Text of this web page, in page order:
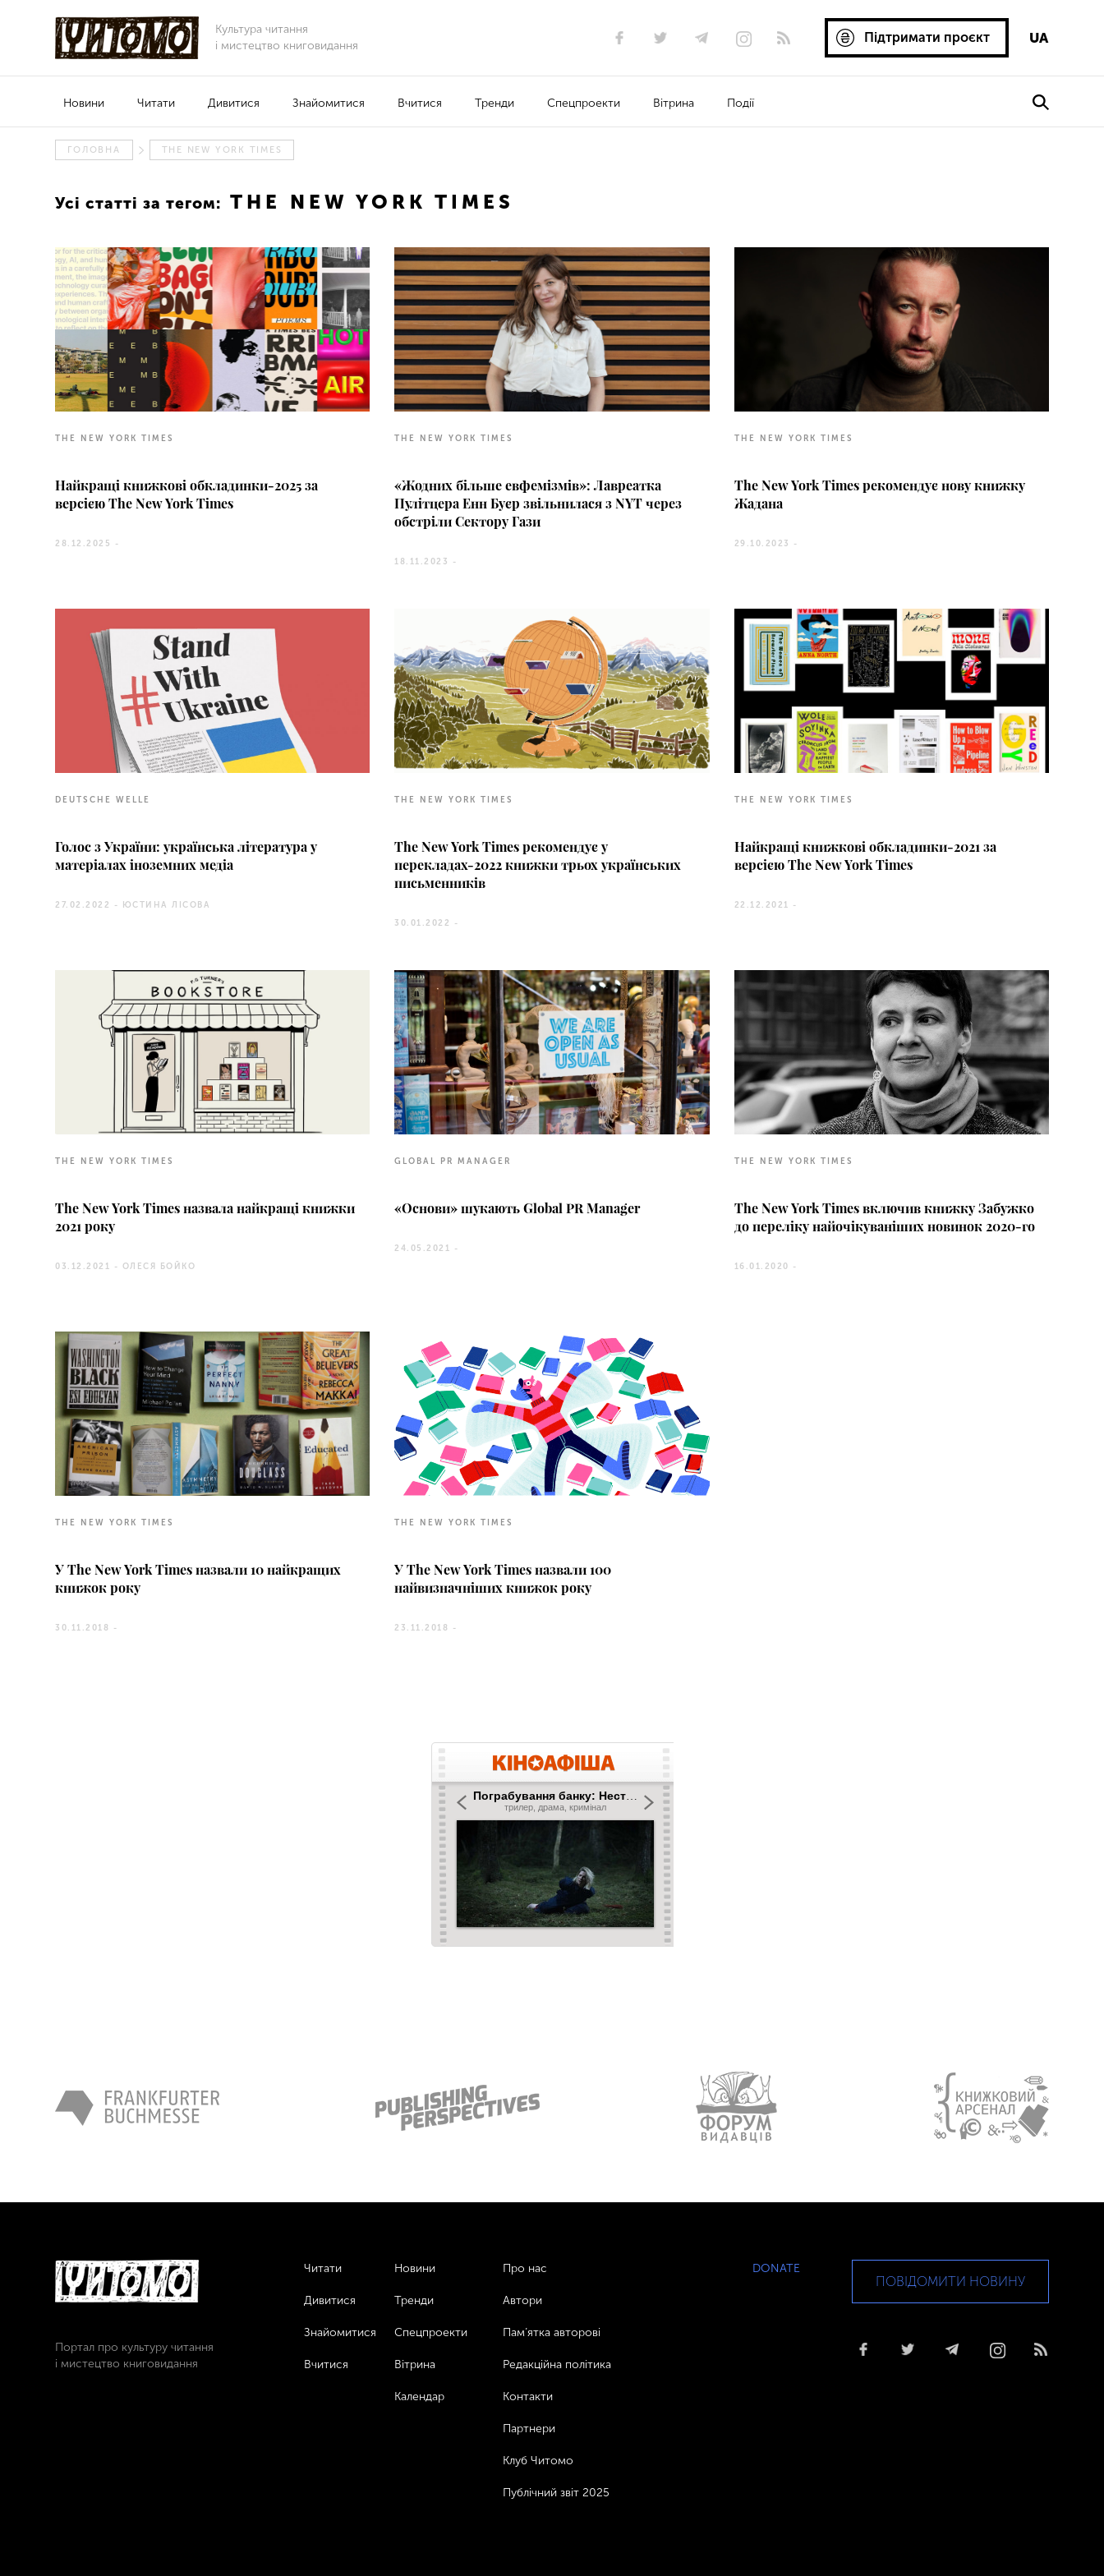
Культура читання
і мистецтво книговидання
UA
Підтримати проєкт
Новини Читати Дивитися Знайомитися Вчитися Тренди Спецпроекти Вітрина Події
ГОЛОВНА THE NEW YORK TIMES
Усі статті за тегом: THE NEW YORK TIMES
THE NEW YORK TIMES
Найкращі книжкові обкладинки-2025 за
версією The New York Times
28.12.2025 -
THE NEW YORK TIMES
«Жодних більше евфемізмів»: Лавреатка
Пулітцера Енн Буєр звільнилася з NYT через
обстріли Сектору Гази
18.11.2023 -
THE NEW YORK TIMES
The New York Times рекомендує нову книжку
Жадана
29.10.2023 -
DEUTSCHE WELLE
Голос з України: українська література у
матеріалах іноземних медіа
27.02.2022 - ЮСТИНА ЛІСОВА
THE NEW YORK TIMES
The New York Times рекомендує у
перекладах-2022 книжки трьох українських
письменників
30.01.2022 -
THE NEW YORK TIMES
Найкращі книжкові обкладинки-2021 за
версією The New York Times
22.12.2021 -
THE NEW YORK TIMES
The New York Times назвала найкращі книжки
2021 року
03.12.2021 - ОЛЕСЯ БОЙКО
GLOBAL PR MANAGER
«‎Основи» шукають Global PR Manager
24.05.2021 -
THE NEW YORK TIMES
The New York Times включив книжку Забужко
до переліку найочікуваніших новинок 2020-го
16.01.2020 -
THE NEW YORK TIMES
У The New York Times назвали 10 найкращих
книжок року
30.11.2018 -
THE NEW YORK TIMES
У The New York Times назвали 100
найвизначніших книжок року
23.11.2018 -
Портал про культуру читання
і мистецтво книговидання
Читати
Дивитися
Знайомитися
Вчитися
Новини
Тренди
Спецпроекти
Вітрина
Календар
Про нас
Автори
Пам’ятка авторові
Редакційна політика
Контакти
Партнери
Клуб Читомо
Публічний звіт 2025
DONATE
ПОВІДОМИТИ НОВИНУ